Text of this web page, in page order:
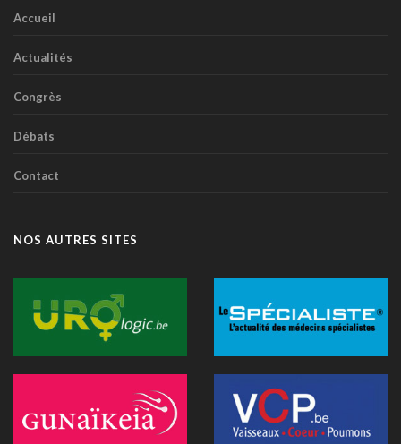
TIM-HF3: l'IA vocale surpasse le suivi pondéral pour
10 juillet 2026 - 12:25
Médecins et réseaux sociaux: l'Ordre appelle à la prudence
dans la diffusion d'informations
diagnostic médical par l'IA (étude)
L’Hôpital Imelda premier en Belgique à déployer une IA
L'hôpital d'Ostende teste l'IA en consultation
02 juillet 2026 - 14:35
01 juillet 2026 - 20:51
Première belge: une capsule immersive de réalité virtuelle
Accueil
Actualités
Congrès
Débats
Contact
NOS AUTRES SITES